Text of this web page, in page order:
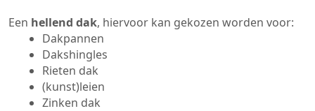
Een hellend dak, hiervoor kan gekozen worden voor:
Dakpannen
Dakshingles
Rieten dak
(kunst)leien
Zinken dak